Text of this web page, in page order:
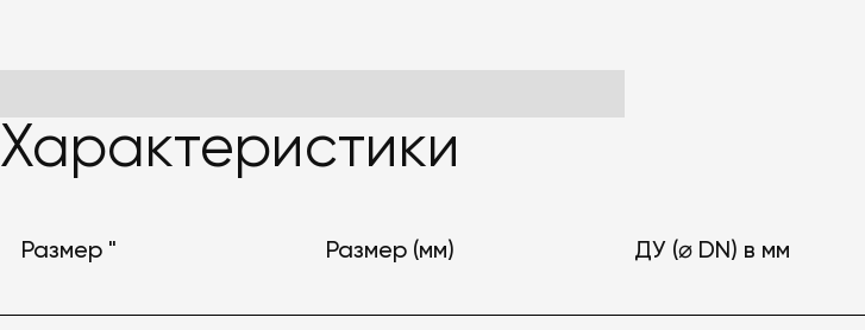
Характеристики
Размер " Размер (мм) ДУ (⌀ DN) в мм